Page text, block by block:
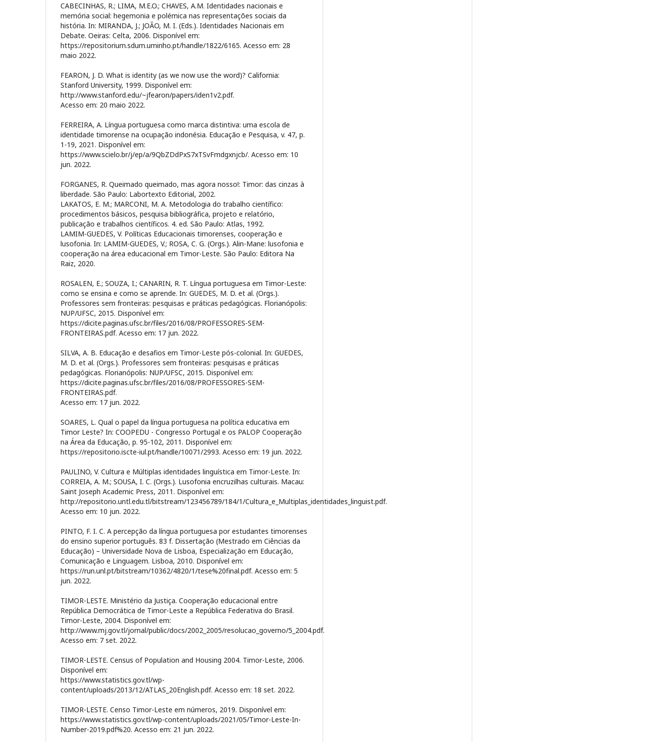
CABECINHAS, R.; LIMA, M.E.O.; CHAVES, A.M. Identidades nacionais e
memória social: hegemonia e polémica nas representações sociais da
história. In: MIRANDA, J.; JOÃO, M. I. (Eds.). Identidades Nacionais em
Debate. Oeiras: Celta, 2006. Disponível em:
https://repositorium.sdum.uminho.pt/handle/1822/6165. Acesso em: 28
maio 2022.
FEARON, J. D. What is identity (as we now use the word)? California:
Stanford University, 1999. Disponível em:
http://www.stanford.edu/~jfearon/papers/iden1v2.pdf.
Acesso em: 20 maio 2022.
FERREIRA, A. Língua portuguesa como marca distintiva: uma escola de
identidade timorense na ocupação indonésia. Educação e Pesquisa, v. 47, p.
1-19, 2021. Disponível em:
https://www.scielo.br/j/ep/a/9QbZDdPxS7xTSvFmdgxnjcb/. Acesso em: 10
jun. 2022.
FORGANES, R. Queimado queimado, mas agora nosso!: Timor: das cinzas à
liberdade. São Paulo: Labortexto Editorial, 2002.
LAKATOS, E. M.; MARCONI, M. A. Metodologia do trabalho científico:
procedimentos básicos, pesquisa bibliográfica, projeto e relatório,
publicação e trabalhos científicos. 4. ed. São Paulo: Atlas, 1992.
LAMIM-GUEDES, V. Políticas Educacionais timorenses, cooperação e
lusofonia. In: LAMIM-GUEDES, V.; ROSA, C. G. (Orgs.). Alin-Mane: lusofonia e
cooperação na área educacional em Timor-Leste. São Paulo: Editora Na
Raiz, 2020.
ROSALEN, E.; SOUZA, I.; CANARIN, R. T. Língua portuguesa em Timor-Leste:
como se ensina e como se aprende. In: GUEDES, M. D. et al. (Orgs.).
Professores sem fronteiras: pesquisas e práticas pedagógicas. Florianópolis:
NUP/UFSC, 2015. Disponível em:
https://dicite.paginas.ufsc.br/files/2016/08/PROFESSORES-SEM-
FRONTEIRAS.pdf. Acesso em: 17 jun. 2022.
SILVA, A. B. Educação e desafios em Timor-Leste pós-colonial. In: GUEDES,
M. D. et al. (Orgs.). Professores sem fronteiras: pesquisas e práticas
pedagógicas. Florianópolis: NUP/UFSC, 2015. Disponível em:
https://dicite.paginas.ufsc.br/files/2016/08/PROFESSORES-SEM-
FRONTEIRAS.pdf.
Acesso em: 17 jun. 2022.
SOARES, L. Qual o papel da língua portuguesa na política educativa em
Timor Leste? In: COOPEDU - Congresso Portugal e os PALOP Cooperação
na Área da Educação, p. 95-102, 2011. Disponível em:
https://repositorio.iscte-iul.pt/handle/10071/2993. Acesso em: 19 jun. 2022.
PAULINO, V. Cultura e Múltiplas identidades linguística em Timor-Leste. In:
CORREIA, A. M.; SOUSA, I. C. (Orgs.). Lusofonia encruzilhas culturais. Macau:
Saint Joseph Academic Press, 2011. Disponível em:
http://repositorio.untl.edu.tl/bitstream/123456789/184/1/Cultura_e_Multiplas_identidades_linguist.pdf.
Acesso em: 10 jun. 2022.
PINTO, F. I. C. A percepção da língua portuguesa por estudantes timorenses
do ensino superior português. 83 f. Dissertação (Mestrado em Ciências da
Educação) – Universidade Nova de Lisboa, Especialização em Educação,
Comunicação e Linguagem. Lisboa, 2010. Disponível em:
https://run.unl.pt/bitstream/10362/4820/1/tese%20final.pdf. Acesso em: 5
jun. 2022.
TIMOR-LESTE. Ministério da Justiça. Cooperação educacional entre
República Democrática de Timor-Leste a República Federativa do Brasil.
Timor-Leste, 2004. Disponível em:
http://www.mj.gov.tl/jornal/public/docs/2002_2005/resolucao_governo/5_2004.pdf.
Acesso em: 7 set. 2022.
TIMOR-LESTE. Census of Population and Housing 2004. Timor-Leste, 2006.
Disponível em:
https://www.statistics.gov.tl/wp-
content/uploads/2013/12/ATLAS_20English.pdf. Acesso em: 18 set. 2022.
TIMOR-LESTE. Censo Timor-Leste em números, 2019. Disponível em:
https://www.statistics.gov.tl/wp-content/uploads/2021/05/Timor-Leste-In-
Number-2019.pdf%20. Acesso em: 21 jun. 2022.